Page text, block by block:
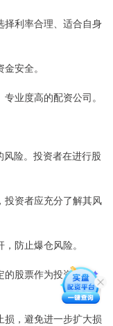
择利率合理、适合自身
安全。
业度高的配资公司。
险。投资者在进行股
投资者应充分了解其风
防止爆仓风险。
股票作为投资标的，
损，避免进一步扩大损